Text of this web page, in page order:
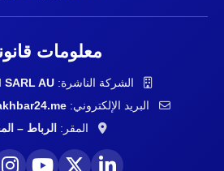
معلومات
الشركة الناشرة:SARL AU
البريد الإلكتروني:
المقر: الرباط –